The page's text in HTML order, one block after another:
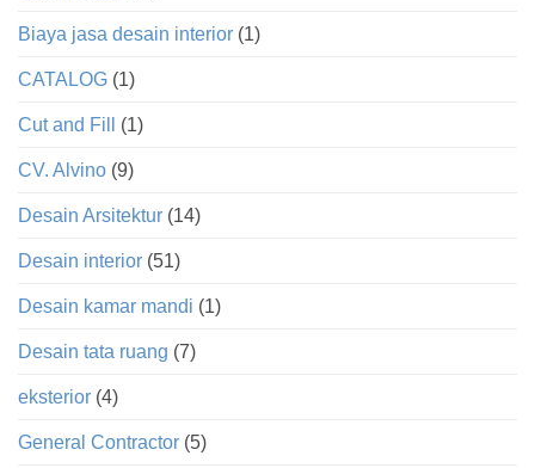
Biaya jasa desain interior (1)
CATALOG (1)
Cut and Fill (1)
CV. Alvino (9)
Desain Arsitektur (14)
Desain interior (51)
Desain kamar mandi (1)
Desain tata ruang (7)
eksterior (4)
General Contractor (5)